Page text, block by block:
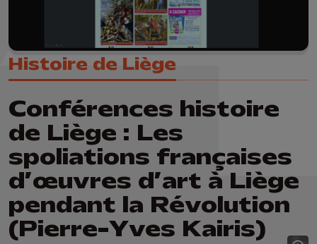
Histoire de Liège
Conférences histoire
de Liège : Les
spoliations françaises
d’œuvres d’art à Liège
pendant la Révolution
(Pierre-Yves Kairis)